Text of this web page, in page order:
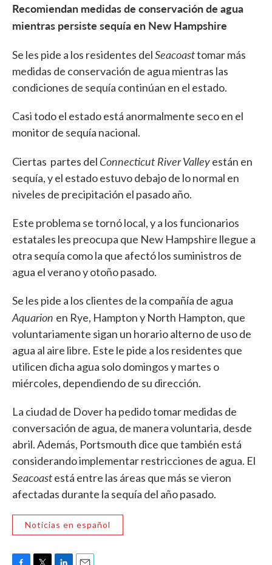
Recomiendan medidas de conservación de agua
mientras persiste sequía en New Hampshire
Se les pide a los residentes delSeacoasttomar más
medidas de conservación de agua mientras las
condiciones de sequía continúan en el estado.
Casi todo el estado está anormalmente seco en el
monitor de sequía nacional.
Ciertas partes del Connecticut River Valleyestán en
sequía, y el estado estuvo debajo de lo normal en
niveles de precipitación el pasado año.
Este problema se tornó local, y a los funcionarios
estatales les preocupa que New Hampshire llegue a
otra sequía como la que afectó los suministros de
agua el verano y otoño pasado.
Se les pide a los clientes de la compañía de agua
Aquarion en Rye, Hampton y North Hampton, que
voluntariamente sigan un horario alterno de uso de
agua al aire libre. Este le pide a los residentes que
utilicen dicha agua solo domingos y martes o
miércoles, dependiendo de su dirección.
La ciudad de Dover ha pedido tomar medidas de
conversación de agua, de manera voluntaria, desde
abril. Además, Portsmouth dice que también está
considerando implementar restricciones de agua. El
Seacoastestá entre las áreas que más se vieron
afectadas durante la sequía del año pasado.
Noticias en español